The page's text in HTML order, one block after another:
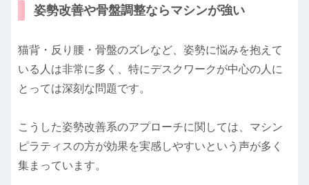
姿勢改善や骨盤調整ならマシンが強い
猫背・反り腰・骨盤のズレなど、姿勢に悩みを抱えて
いる人は非常に多く、特にデスクワークが中心の人に
とっては深刻な問題です。
こうした姿勢改善系のアプローチに関しては、マシン
ピラティスの方が効果を実感しやすいという声が多く
集まっています。